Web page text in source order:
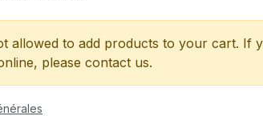
allowed to add products to your cart. If
please contact us.